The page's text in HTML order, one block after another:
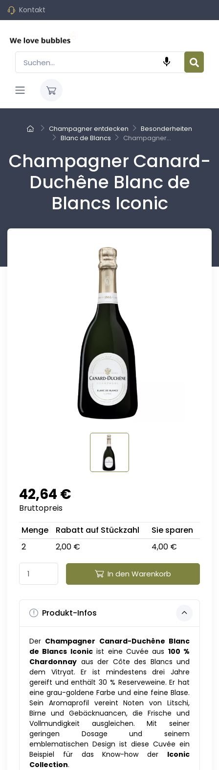
Kontakt

Champagner entdecken
Besonderheiten
Blanc de Blancs
Champagner...
Champagner Canard-
Duchêne Blanc de
Blancs Iconic
42,64 €
Bruttopreis
Menge
Rabatt auf Stückzahl
Sie sparen
2
2,00 € 4,00 €
In den Warenkorb
Produkt-Infos
Der Champagner Canard-Duchêne Blanc
de Blancs Iconicist eine Cuvée aus 100 %
Chardonnay aus der Côte des Blancs und
dem Vitryat. Er ist mindestens drei Jahre
gereift und enthält 30 % Reserveweine. Er hat
eine grau-goldene Farbe und eine feine Blase.
Sein Aromaprofil vereint Noten von Litschi,
Birne und Gebäcknuancen, die Frische und
Vollmundigkeit ausgleichen. Mit seiner
geringen Dosage und seinem
emblematischen Design ist diese Cuvée ein
Beispiel für das Know-how der Iconic
Collection.